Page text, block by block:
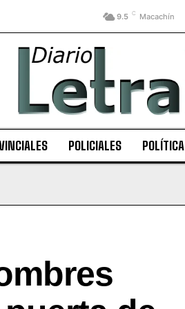
9.5 C Macachín
POLICIALES POLÍTICA